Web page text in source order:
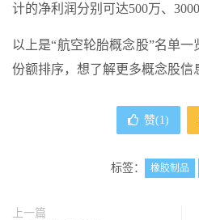
计的净利润分别可达500万、
以上是“航空轮胎概念股”名单
份额排序，想了解更多概念股信
赞(1 )
标签： 橡胶制品
上一篇